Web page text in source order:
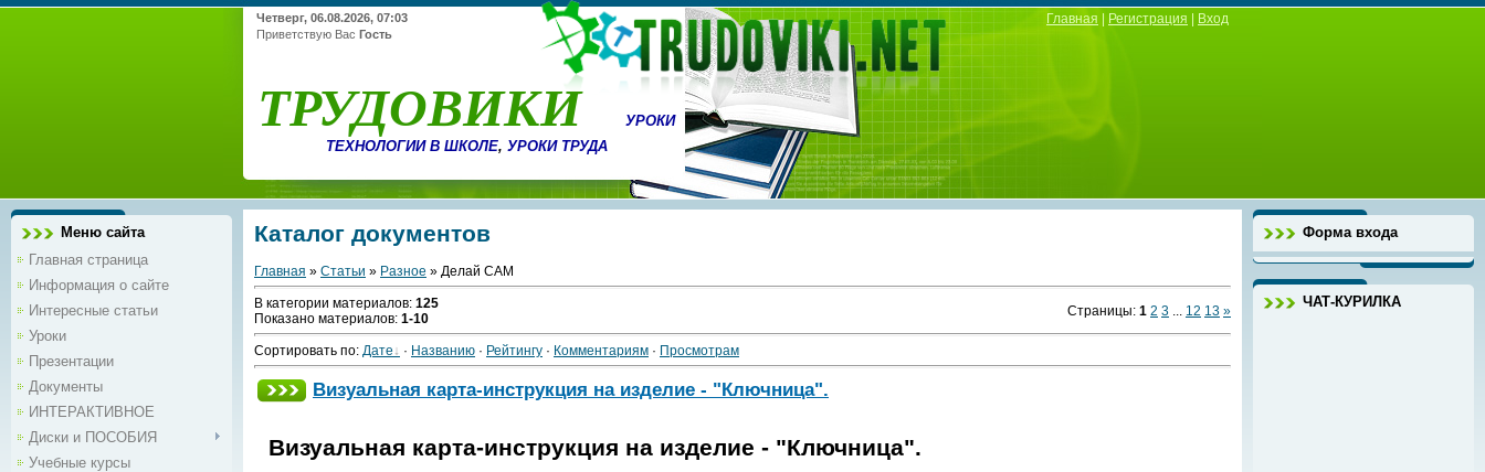
Четверг, 06.08.2026, 07:03
Приветствую Вас Гость
ТРУДОВИКИ
УРОКИ
ТЕХНОЛОГИИ В ШКОЛЕ, УРОКИ ТРУДА
Главная Регистрация Вход
Меню сайта
Главная страница
Информация о сайте
Интересные статьи
Уроки
Презентации
Документы
ИНТЕРАКТИВНОЕ
Диски и ПОСОБИЯ
Учебные курсы
Каталог документов
Главная » Статьи » Разное » Делай САМ
В категории материалов: 125
Показано материалов: 1-10 Страницы: 1 2 3 ... 12 13 »
Сортировать по: Дате · Названию · Рейтингу · Комментариям · Просмотрам
Визуальная карта-инструкция на изделие - "Ключница".
Визуальная карта-инструкция на изделие - "Ключница".
Форма входа
ЧАТ-КУРИЛКА